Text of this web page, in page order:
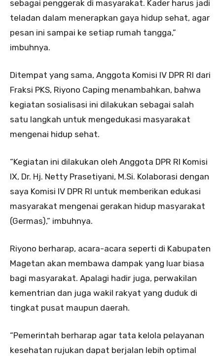
sebagai penggerak di masyarakat. Kader harus jadi
teladan dalam menerapkan gaya hidup sehat, agar
pesan ini sampai ke setiap rumah tangga,”
imbuhnya.
Ditempat yang sama, Anggota Komisi IV DPR RI dari
Fraksi PKS, Riyono Caping menambahkan, bahwa
kegiatan sosialisasi ini dilakukan sebagai salah
satu langkah untuk mengedukasi masyarakat
mengenai hidup sehat.
“Kegiatan ini dilakukan oleh Anggota DPR RI Komisi
IX, Dr. Hj. Netty Prasetiyani, M.Si. Kolaborasi dengan
saya Komisi IV DPR RI untuk memberikan edukasi
masyarakat mengenai gerakan hidup masyarakat
(Germas),” imbuhnya.
Riyono berharap, acara-acara seperti di Kabupaten
Magetan akan membawa dampak yang luar biasa
bagi masyarakat. Apalagi hadir juga, perwakilan
kementrian dan juga wakil rakyat yang duduk di
tingkat pusat maupun daerah.
“Pemerintah berharap agar tata kelola pelayanan
kesehatan rujukan dapat berjalan lebih optimal